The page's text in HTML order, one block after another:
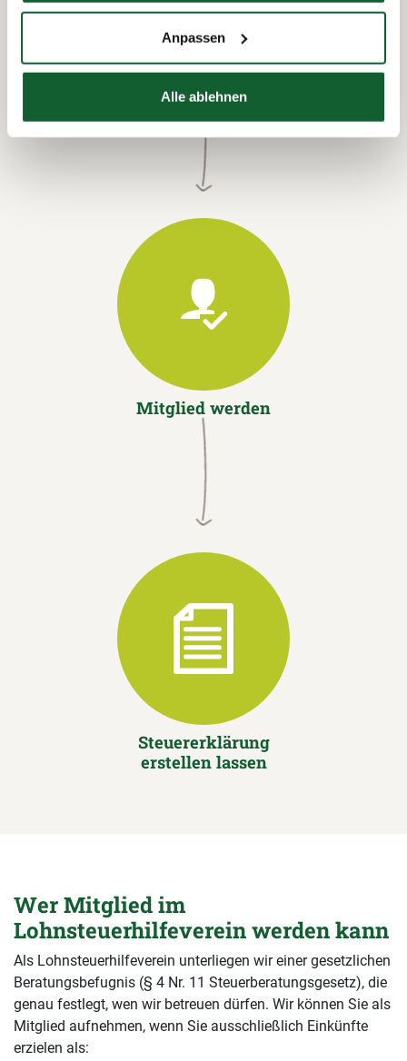
Anpassen
Alle ablehnen
Termin vereinbaren
Mitglied werden
Steuererklärung
erstellen lassen
Wer Mitglied im
Lohnsteuerhilfeverein werden kann
Als Lohnsteuerhilfeverein unterliegen wir einer gesetzlichen
Beratungsbefugnis (§ 4 Nr. 11 Steuerberatungsgesetz), die
genau festlegt, wen wir betreuen dürfen. Wir können Sie als
Mitglied aufnehmen, wenn Sie ausschließlich Einkünfte
erzielen als: